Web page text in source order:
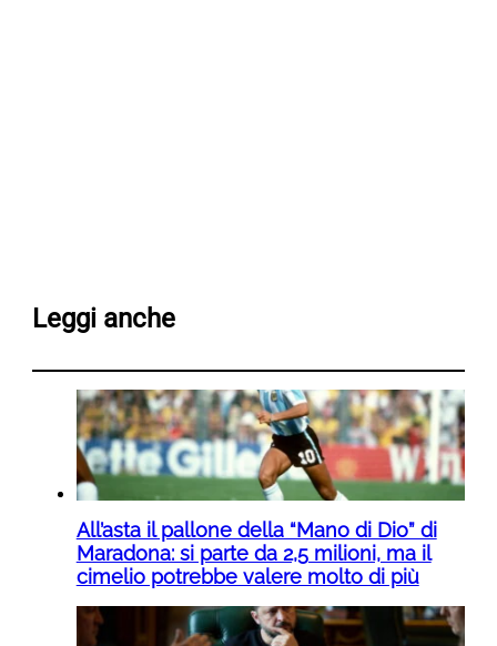
Leggi anche
All’asta il pallone della “Mano di Dio” di
Maradona: si parte da 2,5 milioni, ma il
cimelio potrebbe valere molto di più